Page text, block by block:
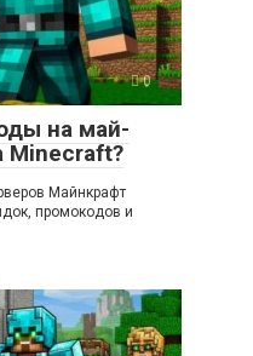
0
на май-
Minecraft?
Майнкрафт
промокодов и